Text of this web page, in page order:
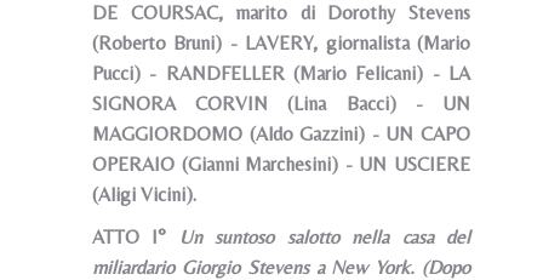
DE COURSAC, marito di Dorothy Stevens
(Roberto Bruni) - LAVERY, giornalista (Mario
Pucci) - RANDFELLER (Mario Felicani) - LA
SIGNORA CORVIN (Lina Bacci) - UN
MAGGIORDOMO (Aldo Gazzini) - UN CAPO
OPERAIO (Gianni Marchesini) - UN USCIERE
(Aligi Vicini).
ATTO I°
Un suntoso salotto nella casa del
miliardario Giorgio Stevens a New York. (Dopo